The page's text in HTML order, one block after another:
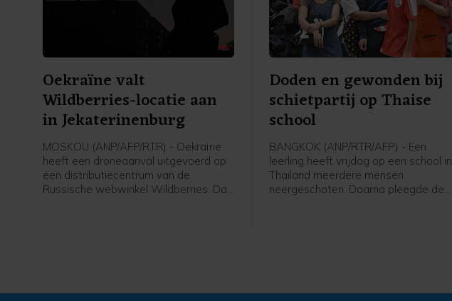
Oekraïne valt
Wildberries-locatie aan
in Jekaterinenburg
MOSKOU (ANP/AFP/RTR) - Oekraïne
heeft een droneaanval uitgevoerd op
een distributiecentrum van de
Russische webwinkel Wildberries. Dat
Doden en gewonden bij
schietpartij op Thaise
school
BANGKOK (ANP/RTR/AFP) - Een
leerling heeft vrijdag op een school in
Thailand meerdere mensen
neergeschoten. Daarna pleegde de